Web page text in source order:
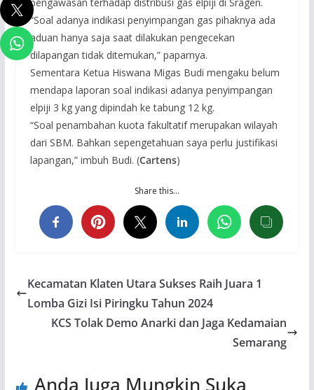
pengawasan terhadap distribusi gas elpiji di Sragen.
“Soal adanya indikasi penyimpangan gas pihaknya ada
aduan hanya saja saat dilakukan pengecekan
dilapangan tidak ditemukan,” paparnya.
Sementara Ketua Hiswana Migas Budi mengaku belum
mendapa laporan soal indikasi adanya penyimpangan
elpiji 3 kg yang dipindah ke tabung 12 kg.
“Soal penambahan kuota fakultatif merupakan wilayah
dari SBM. Bahkan sepengetahuan saya perlu justifikasi
lapangan,” imbuh Budi. (Cartens)
Share this…
Kecamatan Klaten Utara Sukses Raih Juara 1
Lomba Gizi Isi Piringku Tahun 2024
KCS Tolak Demo Anarki dan Jaga Kedamaian
Semarang
Anda Juga Mungkin Suka